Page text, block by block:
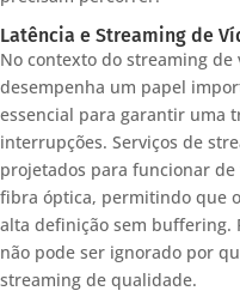
Latência e Streaming de
No contexto do streaming
desempenha um papel
essencial para garantir uma
interrupções. Serviços de
projetados para funcionar
fibra óptica, permitindo que
alta definição sem buffering.
não pode ser ignorado por
streaming de qualidade.